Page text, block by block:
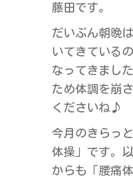
藤田です。
だいぶん朝晩
いてきている
なってきまし
ため体調を崩
くださいね♪
今月のきらっ
体操」です。
からも「腰痛